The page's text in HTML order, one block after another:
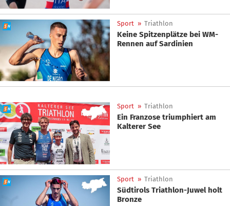
Sport » Triathlon
Keine Spitzenplätze bei WM-
Rennen auf Sardinien
Sport » Triathlon
Ein Franzose triumphiert am
Kalterer See
Sport » Triathlon
Südtirols Triathlon-Juwel holt
Bronze